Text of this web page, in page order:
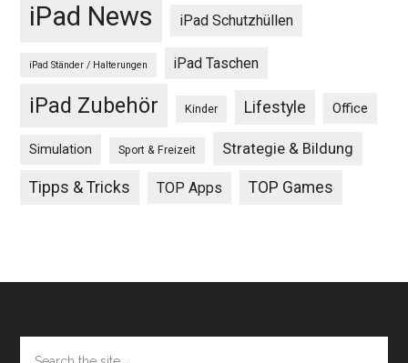
iPad News iPad Schutzhüllen
iPad Ständer / Halterungen iPad Taschen
iPad Zubehör Kinder Lifestyle Office
Simulation Sport & Freizeit Strategie & Bildung
Tipps & Tricks TOP Apps TOP Games
Footer